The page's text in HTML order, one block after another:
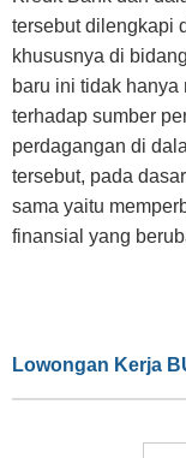
tersebut dilengkapi
khususnya di
baru ini tidak
terhadap sumber
perdagangan di
tersebut, pada
sama yaitu
finansial yang
Lowongan Kerja